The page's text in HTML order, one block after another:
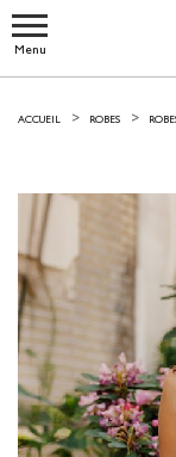
Menu
ACCUEIL ROBES